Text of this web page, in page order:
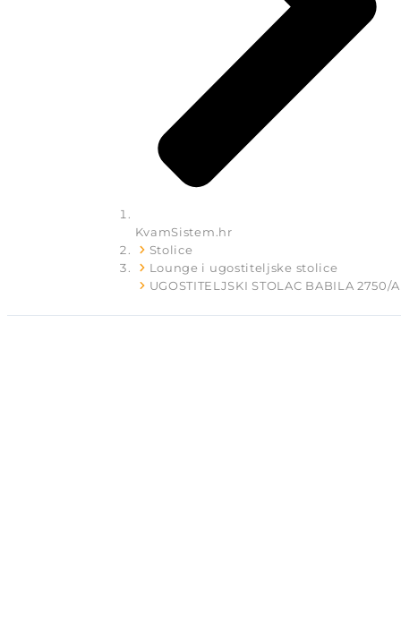
KvamSistem.hr
Stolice
Lounge i ugostiteljske stolice
UGOSTITELJSKI STOLAC BABILA 2750/A